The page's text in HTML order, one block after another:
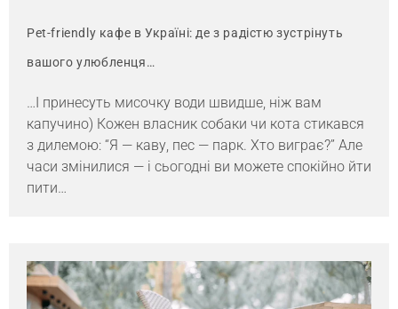
Pet-friendly кафе в Україні: де з радістю зустрінуть
вашого улюбленця…
…І принесуть мисочку води швидше, ніж вам
капучино) Кожен власник собаки чи кота стикався
з дилемою: “Я — каву, пес — парк. Хто виграє?” Але
часи змінилися — і сьогодні ви можете спокійно йти
пити…